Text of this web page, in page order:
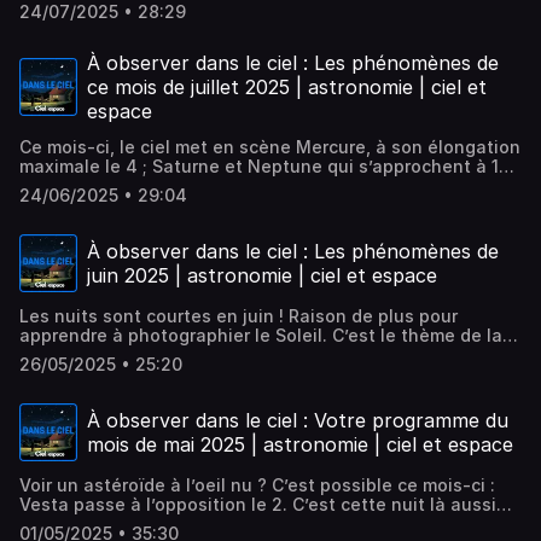
plus grande élongation (19), nos chroniqueurs vous
l’Iris (NGC 7023) ainsi que les nébuleuses Trifide et de la
Lagune. Bon ciel ! Les éphémérides radio de Ciel & Espace
sont présentées par David Fossé et réalisées par Nicolas
Franco.Hébergé par Ausha. Visitez ausha.co/politique-de-
confidentialite pour plus d'informations.
24/07/2025 • 28:29
À observer dans le ciel : Les phénomènes de
ce mois de juillet 2025 | astronomie | ciel et
espace
Ce mois-ci, le ciel met en scène Mercure, à son élongation
maximale le 4 ; Saturne et Neptune qui s’approchent à 1
degré sous l’oeil de la Lune dans la nuit du 15 au 16 ; notre
satellite qui passe près des Pléiades (le 20), puis de
l’opposition le 24. Les éphémérides radio de Ciel & Espace
sont présentées par David Fossé et réalisées par Nicolas
Franco.Hébergé par Ausha. Visitez ausha.co/politique-de-
24/06/2025 • 29:04
À observer dans le ciel : Les phénomènes de
juin 2025 | astronomie | ciel et espace
Les nuits sont courtes en juin ! Raison de plus pour
apprendre à photographier le Soleil. C’est le thème de la
chronique de Cyril Birnbaum ce mois-ci. Sébastien
Fontaine, lui, revient sur la mission vénusienne Akatsuki…
conjonction le 1er juin, la planète rouge passe près de
l’étoile Régulus le 17, la Lune est proche de Saturne le 19
puis de Vénus le 22, et Mercure est visible au crépuscule,
sont présentées par David Fossé et réalisées par Nicolas
Franco.Hébergé par Ausha. Visitez ausha.co/politique-de-
confidentialite pour plus d'informations.
26/05/2025 • 25:20
À observer dans le ciel : Votre programme du
mois de mai 2025 | astronomie | ciel et espace
Voir un astéroïde à l’oeil nu ? C’est possible ce mois-ci :
Vesta passe à l’opposition le 2. C’est cette nuit là aussi
que commence le passage de Mars dans l’amas de la
01/05/2025 • 35:30